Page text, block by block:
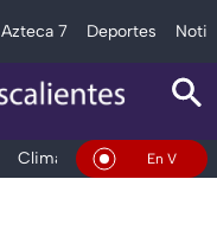
Azteca 7 Deportes
Clima DeportesEn Vivo